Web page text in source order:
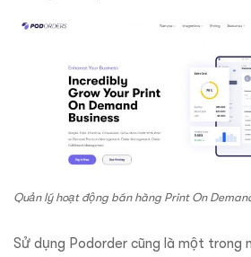
Quản lý hoạt động bán hàng Print On
Sử dụng Podorder cũng là một trong